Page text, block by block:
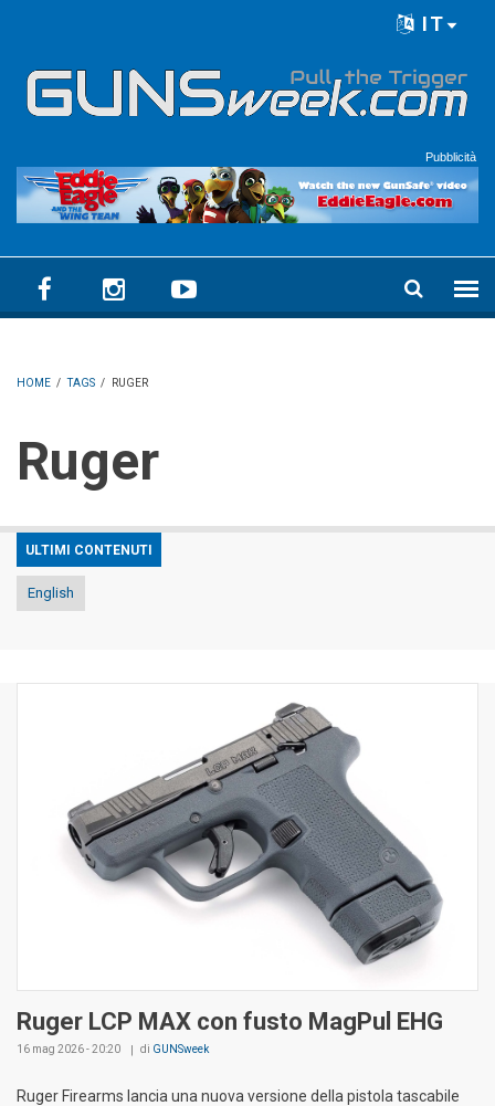
IT
Pubblicità
HOME / TAGS / RUGER
Ruger
ULTIMI CONTENUTI
English
Ruger LCP MAX con fusto MagPul EHG
16 mag 2026 - 20:20 di GUNSweek
Ruger Firearms lancia una nuova versione della pistola tascabile